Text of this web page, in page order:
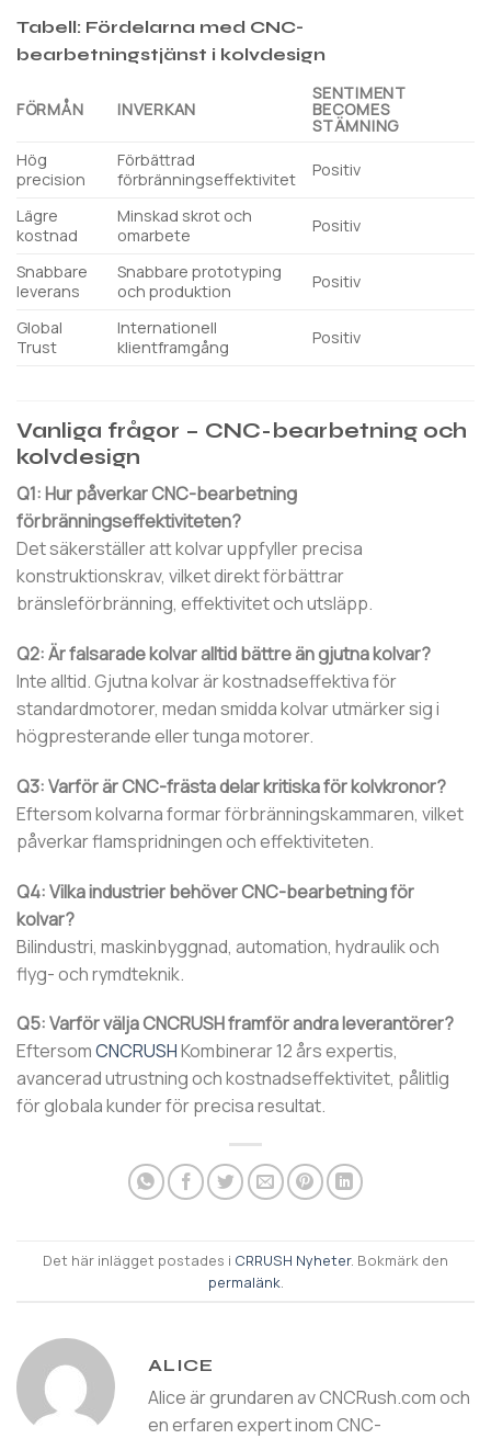
Tabell: Fördelarna med CNC-
bearbetningstjänst i kolvdesign
FÖRMÅN INVERKAN
SENTIMENT
BECOMES
STÄMNING
Hög
precision
Förbättrad
förbränningseffektivitet
Positiv
Lägre
kostnad
Minskad skrot och
omarbete
Positiv
Snabbare
leverans
Snabbare prototyping
och produktion
Positiv
Global
Trust
Internationell
klientframgång
Positiv
Vanliga frågor – CNC-bearbetning och
kolvdesign
Q1: Hur påverkar CNC-bearbetning
förbränningseffektiviteten?
Det säkerställer att kolvar uppfyller precisa
konstruktionskrav, vilket direkt förbättrar
bränsleförbränning, effektivitet och utsläpp.
Q2: Är falsarade kolvar alltid bättre än gjutna kolvar?
Inte alltid. Gjutna kolvar är kostnadseffektiva för
standardmotorer, medan smidda kolvar utmärker sig i
högpresterande eller tunga motorer.
Q3: Varför är CNC-frästa delar kritiska för kolvkronor?
Eftersom kolvarna formar förbränningskammaren, vilket
påverkar flamspridningen och effektiviteten.
Q4: Vilka industrier behöver CNC-bearbetning för
kolvar?
Bilindustri, maskinbyggnad, automation, hydraulik och
flyg- och rymdteknik.
Q5: Varför välja CNCRUSH framför andra leverantörer?
EftersomCNCRUSHKombinerar 12 års expertis,
avancerad utrustning och kostnadseffektivitet, pålitlig
för globala kunder för precisa resultat.
Det här inlägget postades i CRRUSH Nyheter. Bokmärk den
permalänk.
ALICE
Alice är grundaren av CNCRush.com och
en erfaren expert inom CNC-